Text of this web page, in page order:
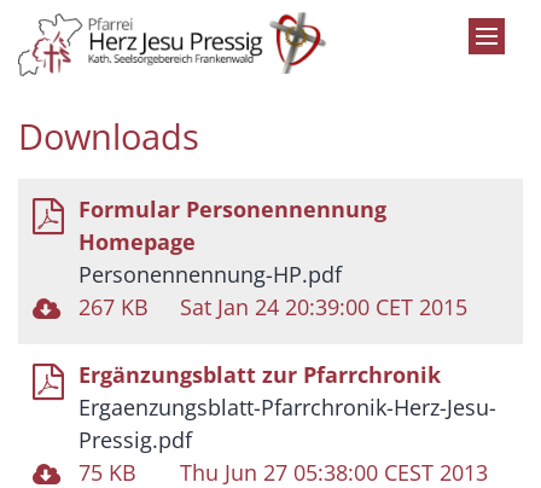
Zum Inhalt springen
Downloads
Formular Personennennung
Homepage
Personennennung-HP.pdf
267 KB
Sat Jan 24 20:39:00 CET 2015
Ergänzungsblatt zur Pfarrchronik
Ergaenzungsblatt-Pfarrchronik-Herz-Jesu-
Pressig.pdf
75 KB
Thu Jun 27 05:38:00 CEST 2013